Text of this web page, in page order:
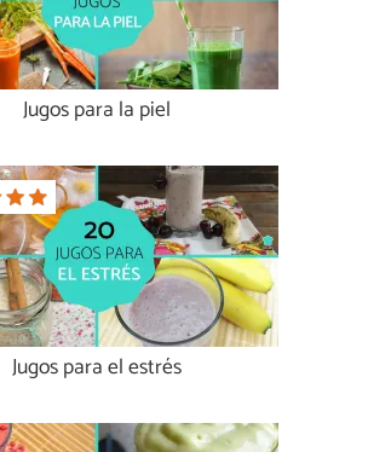
Jugos para la piel
Jugos para el estrés